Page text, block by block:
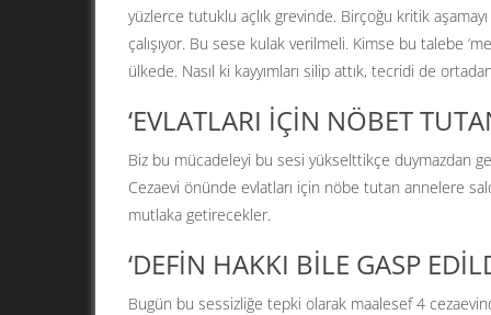
yüzlerce tutuklu açlık grevinde. Birçoğu kritik
çalışıyor. Bu sese kulak verilmeli. Kimse bu talebe
ülkede. Nasıl ki kayyımları silip attık, tecridi de ortadan
‘EVLATLARI İÇİN NÖBET
Biz bu mücadeleyi bu sesi yükselttikçe duymazdan
Cezaevi önünde evlatları için nöbe tutan annelere
mutlaka getirecekler.
‘DEFİN HAKKI BİLE GASP
Bugün bu sessizliğe tepki olarak maalesef 4